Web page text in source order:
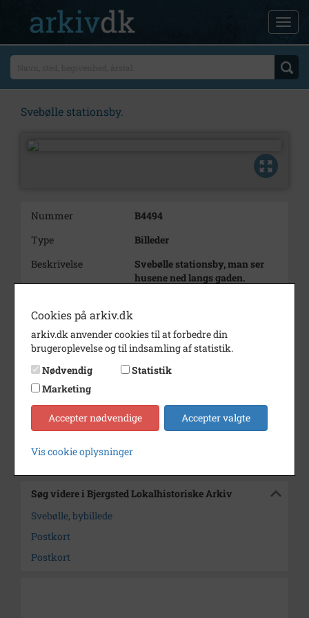
Svebølle stationsby.
Nummer
B4494
Type
Billeder
Beskrivelse
Svebølle stationsby, man ser
husene ned langs gaden.
Dateringsnote
1920-1950
Fotograf
Bay, Asnæs
Arkiv
Bjergsted Lokalhistoriske Arkiv
Kontakt arkivet
Søg videre i Bjergsted Lokalhistoriske Arkiv
Svebølle, bybillede
Postkort
Postkort
Cookies på arkiv.dk
arkiv.dk anvender cookies til at forbedre din
brugeroplevelse og til indsamling af statistik.
Nødvendig
Statistik
Marketing
Accepter nødvendige Accepter valgte
Vis cookie oplysninger